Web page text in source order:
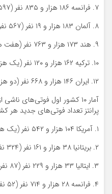
۷. فرانسه ۱۸۶ هزار و ۸۳۵ نفر (۵۹۷ نفر)
۸. آلمان ۱۸۳ هزار و ۱۹ نفر (۵۶۷ نفر)
۹. هند ۱۷۳ هزار و ۷۶۳ نفر (هفت هزار و ۹۶۴ نفر)
۱۰. ترکیه ۱۶۲ هزار و ۱۲۰ نفر (یک هزار و ۱۴۲ نفر)
۱۲. ایران ۱۴۶ هزار و ۶۶۸ نفر (دو هزار و ۸۱۹ نفر)
آمار ۱۰ کشور اول فوتی‌های
پرانتز تعداد فوتی‌های جدید هر
۱. آمریکا ۱۰۴ هزار و ۵۴۲ نفر (یک هزار و ۲۱۲ نفر)
۲. بریتانیا ۳۸ هزار و ۱۶۱ نفر (۳۲۴ نفر)
۳. ایتالیا ۳۳ هزار و ۲۲۹ نفر (۸۷ نفر)
۴. فرانسه ۲۸ هزار و ۷۱۴ نفر (۵۲ نفر )